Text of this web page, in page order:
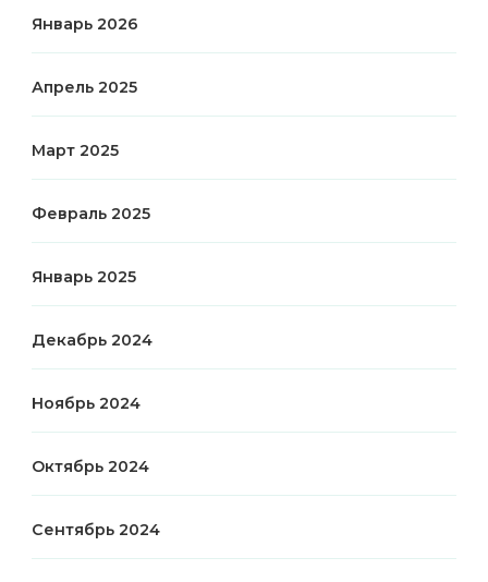
Январь 2026
Апрель 2025
Март 2025
Февраль 2025
Январь 2025
Декабрь 2024
Ноябрь 2024
Октябрь 2024
Сентябрь 2024